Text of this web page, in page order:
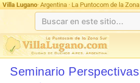
Villa Lugano· Argentina · La Puntocom de la
Seminario